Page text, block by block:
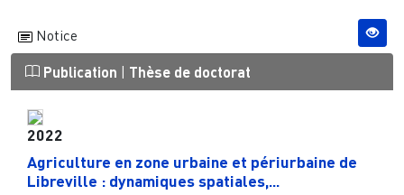
Notice
Publication | Thèse de doctorat
2022
Agriculture en zone urbaine et périurbaine de
Libreville : dynamiques spatiales,...